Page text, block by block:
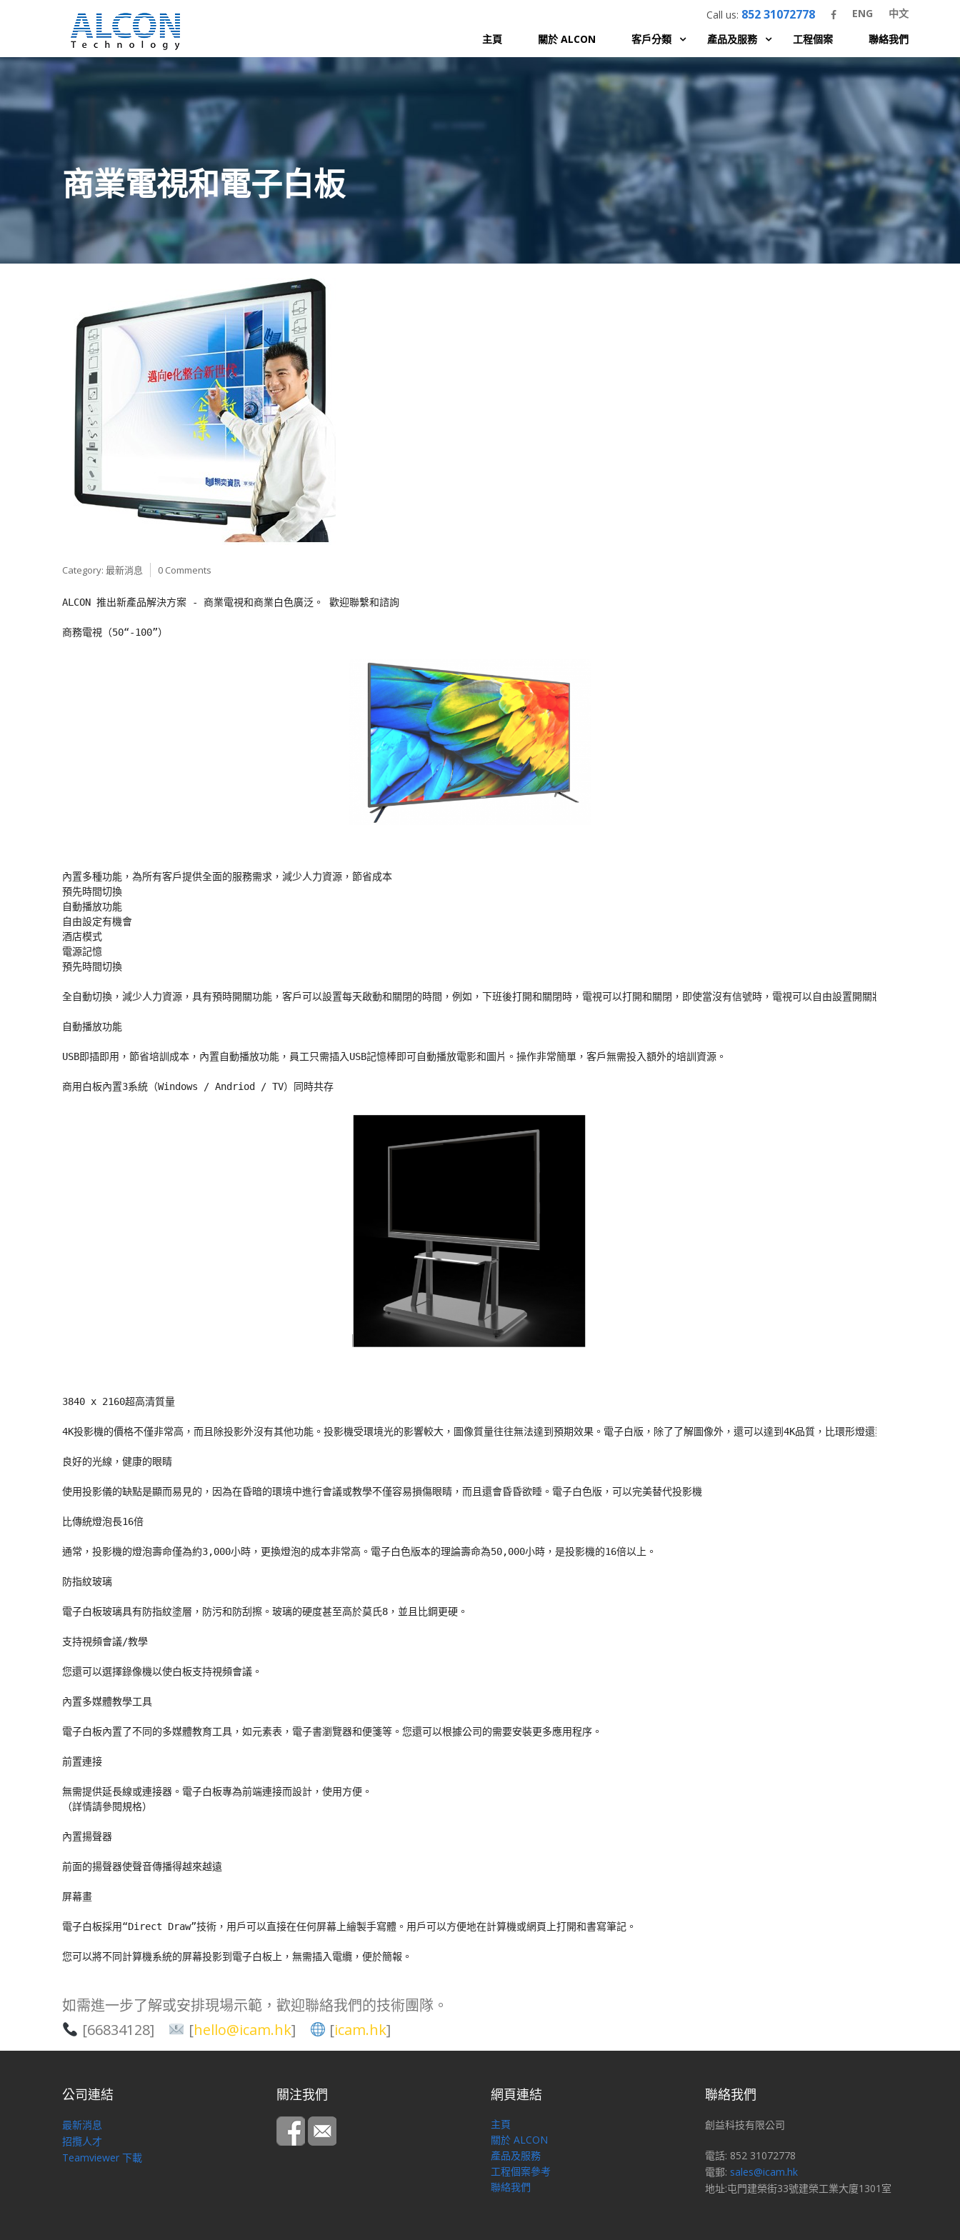
Call us: 852 31072778 ENG
中文
主頁
關於 ALCON 客戶分類 產品及服務 工程個案 聯絡我們
商業電視和電子白板
Category: 最新消息 0 Comments
ALCON 推出新產品解決方案 - 商業電視和商業白色廣泛。 歡迎聯繫和諮詢
商務電視（50“-100”）
內置多種功能，為所有客戶提供全面的服務需求，減少人力資源，節省成本
預先時間切換
自動播放功能
自由設定有機會
酒店模式
電源記憶
預先時間切換
全自動切換，減少人力資源，具有預時開關功能，客戶可以設置每天啟動和關閉的時間，例如，下班後打開和關閉時，電視可以打開和關閉，即使當沒有信號時，電視可以自由設置開關狀態。沒有浪費額
自動播放功能
USB即插即用，節省培訓成本，內置自動播放功能，員工只需插入USB記憶棒即可自動播放電影和圖片。操作非常簡單，客戶無需投入額外的培訓資源。
商用白板內置3系統（Windows / Andriod / TV）同時共存
3840 x 2160超高清質量
4K投影機的價格不僅非常高，而且除投影外沒有其他功能。投影機受環境光的影響較大，圖像質量往往無法達到預期效果。電子白版，除了了解圖像外，還可以達到4K品質，比環形燈還要多
良好的光線，健康的眼睛
使用投影儀的缺點是顯而易見的，因為在昏暗的環境中進行會議或教學不僅容易損傷眼睛，而且還會昏昏欲睡。電子白色版，可以完美替代投影機
比傳統燈泡長16倍
通常，投影機的燈泡壽命僅為約3,000小時，更換燈泡的成本非常高。電子白色版本的理論壽命為50,000小時，是投影機的16倍以上。
防指紋玻璃
電子白板玻璃具有防指紋塗層，防污和防刮擦。玻璃的硬度甚至高於莫氏8，並且比鋼更硬。
支持視頻會議/教學
您還可以選擇錄像機以使白板支持視頻會議。
內置多媒體教學工具
電子白板內置了不同的多媒體教育工具，如元素表，電子書瀏覽器和便箋等。您還可以根據公司的需要安裝更多應用程序。
前置連接
無需提供延長線或連接器。電子白板專為前端連接而設計，使用方便。
（詳情請參閱規格）
內置揚聲器
前面的揚聲器使聲音傳播得越來越遠
屏幕畫
電子白板採用“Direct Draw”技術，用戶可以直接在任何屏幕上繪製手寫體。用戶可以方便地在計算機或網頁上打開和書寫筆記。
您可以將不同計算機系統的屏幕投影到電子白板上，無需插入電纜，便於簡報。
如需進一步了解或安排現場示範，歡迎聯絡我們的技術團隊。
[66834128]
[hello@icam.hk] [icam.hk]
公司連結
最新消息
招攬人才
Teamviewer 下載
關注我們 網頁連結
主頁
關於 ALCON
產品及服務
工程個案參考
聯絡我們
聯絡我們
創益科技有限公司
電話: 852 31072778
電郵: sales@icam.hk
地址:屯門建榮街33號建榮工業大廈1301室